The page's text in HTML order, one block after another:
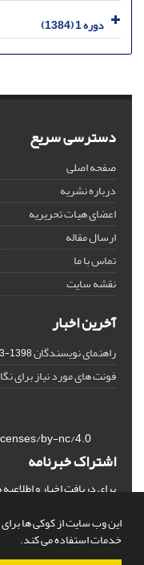
این وب سایت از کوکی ها برای
خدمات استفاده می کند.
دوره 1 (1384)
دسترسی سریع
صفحه اصلی
درباره نشریه
اعضای هیات تحریریه
ارسال مقاله
تماس با ما
نقشه سایت
آخرین اخبار
راهنمای نویسندگان1398-03-23
فونت های مورد نیاز برای
by-nc/4.0/
اشتراک خبرنامه
برای دریافت اخبار و